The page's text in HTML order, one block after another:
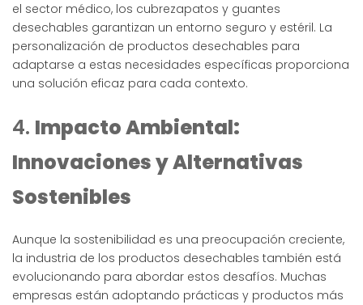
el sector médico, los cubrezapatos y guantes
desechables garantizan un entorno seguro y estéril. La
personalización de productos desechables para
adaptarse a estas necesidades específicas proporciona
una solución eficaz para cada contexto.
4. Impacto Ambiental:
Innovaciones y Alternativas
Sostenibles
Aunque la sostenibilidad es una preocupación creciente,
la industria de los productos desechables también está
evolucionando para abordar estos desafíos. Muchas
empresas están adoptando prácticas y productos más